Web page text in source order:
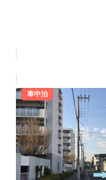
車中泊